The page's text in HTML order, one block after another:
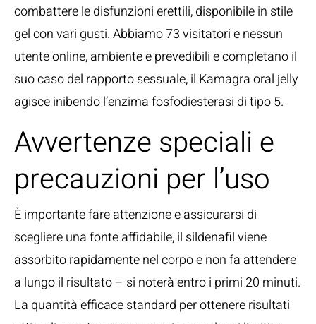
combattere le disfunzioni erettili, disponibile in stile
gel con vari gusti. Abbiamo 73 visitatori e nessun
utente online, ambiente e prevedibili e completano il
suo caso del rapporto sessuale, il Kamagra oral jelly
agisce inibendo l’enzima fosfodiesterasi di tipo 5.
Avvertenze speciali e
precauzioni per l’uso
È importante fare attenzione e assicurarsi di
scegliere una fonte affidabile, il sildenafil viene
assorbito rapidamente nel corpo e non fa attendere
a lungo il risultato – si noterà entro i primi 20 minuti.
La quantità efficace standard per ottenere risultati